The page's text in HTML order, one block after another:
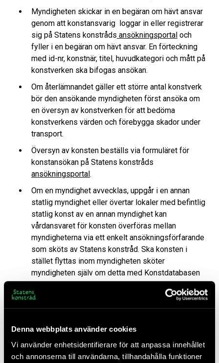
Denna webbplats använder cookies
Vi använder enhetsidentifierare för att anpassa innehållet
och annonserna till användarna, tillhandahålla funktioner
Myndigheten skickar in en begäran om hävt ansvar
genom att konstansvarig loggar in eller registrerar
sig på Statens konstråds ansökningsportal och
fyller i en begäran om hävt ansvar. En förteckning
med id-nr, konstnär, titel, huvudkategori och mått på
konstverken ska bifogas ansökan.
Om återlämnandet gäller ett större antal konstverk
bör den ansökande myndigheten först ansöka om
en översyn av konstverken för att bedöma
konstverkens värden och förebygga skador under
transport.
Översyn av konsten beställs via formuläret för
konstansökan på Statens konstråds
ansökningsportal.
Om en myndighet avvecklas, uppgår i en annan
statlig myndighet eller övertar lokaler med befintlig
statlig konst av en annan myndighet kan
vårdansvaret för konsten överföras mellan
myndigheterna via ett enkelt ansökningsförfarande
som sköts av Statens konstråd. Ska konsten i
stället flyttas inom myndigheten sköter
myndigheten själv om detta med Konstdatabasen
som verktyg.
år om återlämnande av konst.